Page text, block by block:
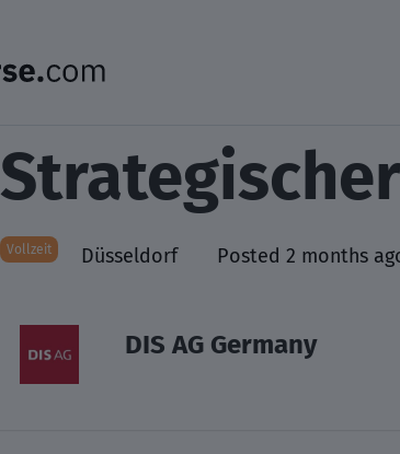
Vollzeit Düsseldorf Posted 2 months
DIS AG Germany